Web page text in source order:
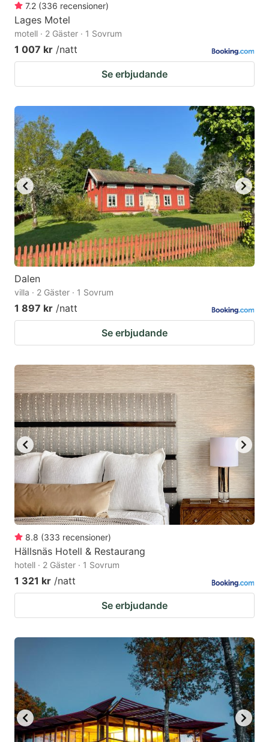
7.2 (336 recensioner)
Lages Motel
motell · 2 Gäster · 1 Sovrum
1 007 kr /natt
Se erbjudande
Dalen
villa · 2 Gäster · 1 Sovrum
1 897 kr /natt
Se erbjudande
8.8 (333 recensioner)
Hällsnäs Hotell & Restaurang
hotell · 2 Gäster · 1 Sovrum
1 321 kr /natt
Se erbjudande